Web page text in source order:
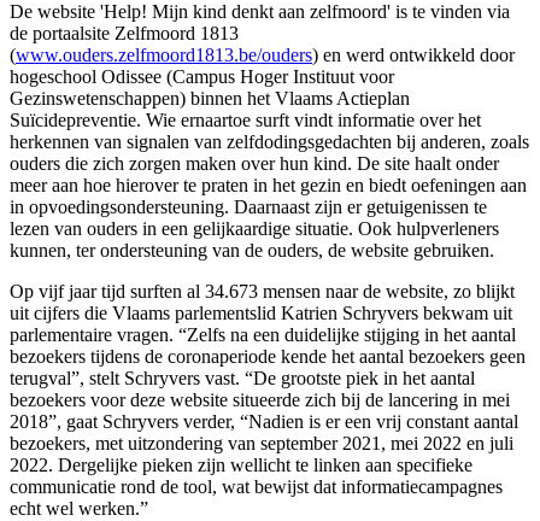
De website 'Help! Mijn kind denkt aan zelfmoord' is te vinden via
de portaalsite Zelfmoord 1813
(www.ouders.zelfmoord1813.be/ouders) en werd ontwikkeld door
hogeschool Odissee (Campus Hoger Instituut voor
Gezinswetenschappen) binnen het Vlaams Actieplan
Suïcidepreventie. Wie ernaartoe surft vindt informatie over het
herkennen van signalen van zelfdodingsgedachten bij anderen, zoals
ouders die zich zorgen maken over hun kind. De site haalt onder
meer aan hoe hierover te praten in het gezin en biedt oefeningen aan
in opvoedingsondersteuning. Daarnaast zijn er getuigenissen te
lezen van ouders in een gelijkaardige situatie. Ook hulpverleners
kunnen, ter ondersteuning van de ouders, de website gebruiken.
Op vijf jaar tijd surften al 34.673 mensen naar de website, zo blijkt
uit cijfers die Vlaams parlementslid Katrien Schryvers bekwam uit
parlementaire vragen. “Zelfs na een duidelijke stijging in het aantal
bezoekers tijdens de coronaperiode kende het aantal bezoekers geen
terugval”, stelt Schryvers vast. “De grootste piek in het aantal
bezoekers voor deze website situeerde zich bij de lancering in mei
2018”, gaat Schryvers verder, “Nadien is er een vrij constant aantal
bezoekers, met uitzondering van september 2021, mei 2022 en juli
2022. Dergelijke pieken zijn wellicht te linken aan specifieke
communicatie rond de tool, wat bewijst dat informatiecampagnes
echt wel werken.”